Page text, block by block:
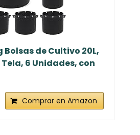
de Cultivo 20L,
6 Unidades, con
Comprar en Amazon